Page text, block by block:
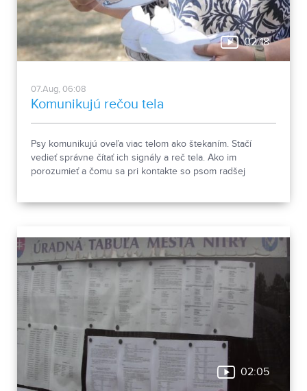
02:18
07.Aug, 06:08
Komunikujú rečou tela
Psy komunikujú oveľa viac telom ako štekaním. Stačí
vedieť správne čítať ich signály a reč tela. Ako im
porozumieť a čomu sa pri kontakte so psom radšej
02:05